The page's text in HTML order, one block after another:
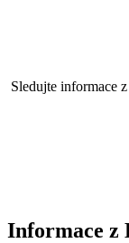
Sledujte informace
Informace z